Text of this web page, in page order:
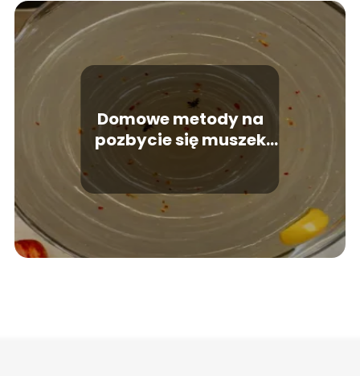
Domowe metody na
pozbycie się muszek
owocówek w kuchni?